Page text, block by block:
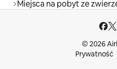
Miejsca na pobyt ze
© 2026
Prywatność